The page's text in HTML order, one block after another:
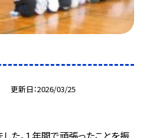
更新日 2026/03/25